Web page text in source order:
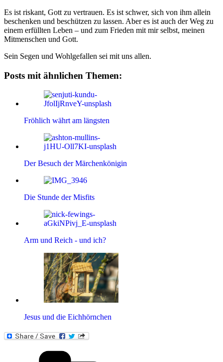
Es ist riskant, Gott zu vertrauen. Es ist schwer, sich von ihm allein
beschenken und beschützen zu lassen. Aber es ist auch der Weg zu
einem erfüllten Leben – und zum Frieden mit mir selbst, meinen
Mitmenschen und Gott.
Sein Segen und Wohlgefallen sei mit uns allen.
Posts mit ähnlichen Themen:
Fröhlich währt am längsten
Der Besuch der Märchenkönigin
Die Stunde der Misfits
Arm und Reich - und ich?
Jesus und die Eichhörnchen